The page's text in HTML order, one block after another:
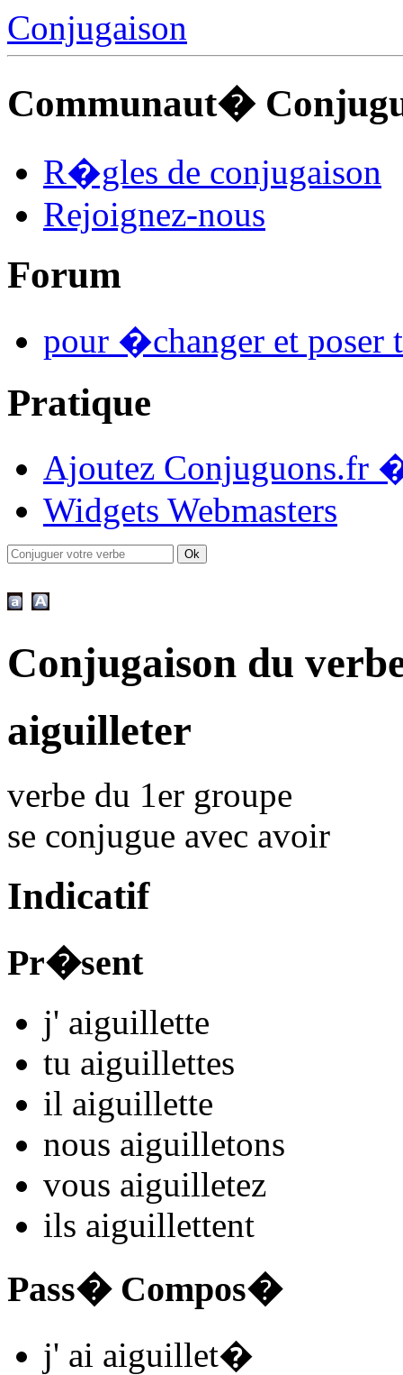
Conjugaison
Communaut�
R�gles de conjugaison
Rejoignez-nous
Forum
pour �changer et poser
Pratique
Ajoutez Conjuguons.fr
Widgets Webmasters
Conjugaison du
aiguilleter
verbe du 1er groupe
se conjugue avec avoir
Indicatif
Pr�sent
j' aiguillette
tu aiguillettes
il aiguillette
nous aiguilletons
vous aiguilletez
ils aiguillettent
Pass� Compos�
j' ai aiguillet�